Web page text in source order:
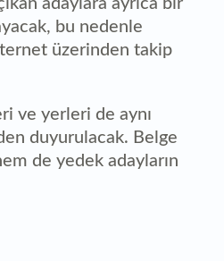
bu nedenle
üzerinden takip
ve yerleri de aynı
duyurulacak. Belge
de yedek adayların